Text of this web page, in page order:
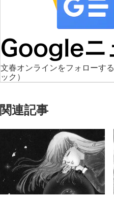
文春オンラインをフォローする
ック）
関連記事